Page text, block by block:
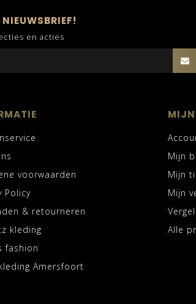
en acties
voorwaarden
Policy
& retourneren
kleding
fashion
Amersfoort
Mijn
Mijn
Mijn
Alle